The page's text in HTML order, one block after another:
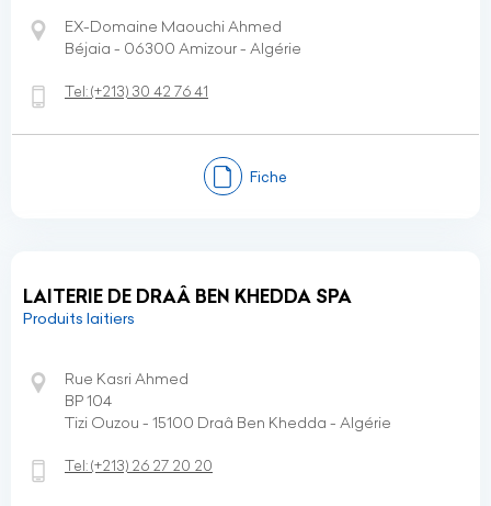
EX-Domaine Maouchi Ahmed
Béjaia - 06300 Amizour - Algérie
Tel:(+213) 30 42 76 41
Fiche
LAITERIE DE DRAÂ BEN KHEDDA SPA
Produits laitiers
Rue Kasri Ahmed
BP 104
Tizi Ouzou - 15100 Draâ Ben Khedda - Algérie
Tel:(+213) 26 27 20 20